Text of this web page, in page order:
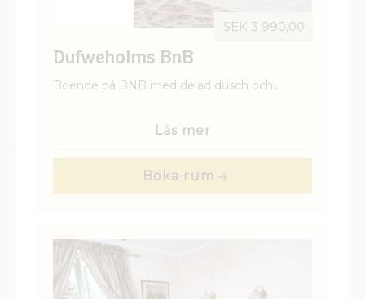
Dufweholms BnB
Boende på BNB med delad dusch och
Herrgården. I huset finns det totalt 5 st rum
som delar på 2 gemensamma badrum samt
ett kök.
Läs mer
SEK 3 990,00
Boka rum